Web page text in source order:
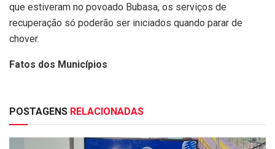
que estiveram no povoado Bubasa, os serviços de
recuperação só poderão ser iniciados quando parar de
chover.
Fatos dos Municípios
POSTAGENS RELACIONADAS